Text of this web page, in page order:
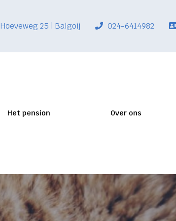
Hoeveweg 25 | Balgoij 024-6414982
Het pension Over ons